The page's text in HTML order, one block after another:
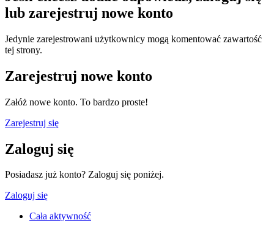
lub zarejestruj nowe konto
Jedynie zarejestrowani użytkownicy mogą komentować zawartość
tej strony.
Zarejestruj nowe konto
Załóż nowe konto. To bardzo proste!
Zarejestruj się
Zaloguj się
Posiadasz już konto? Zaloguj się poniżej.
Zaloguj się
Cała aktywność